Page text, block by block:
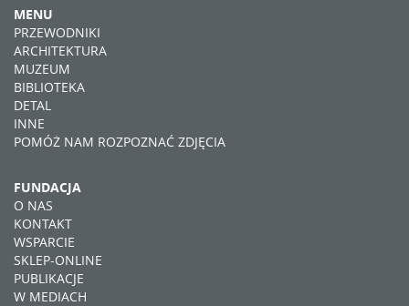
MENU
PRZEWODNIKI
ARCHITEKTURA
MUZEUM
BIBLIOTEKA
DETAL
INNE
POMÓŻ NAM ROZPOZNAĆ ZDJĘCIA
FUNDACJA
O NAS
KONTAKT
WSPARCIE
SKLEP-ONLINE
PUBLIKACJE
W MEDIACH